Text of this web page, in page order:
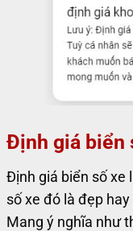
Định giá biển
Định giá biển số xe
số xe đó là đẹp
Mang ý nghĩa như